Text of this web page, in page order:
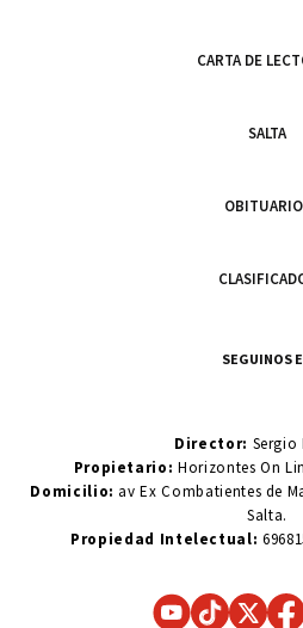
CARTA DE
SALTA
SEGUINOS
Director: Sergio
Propietario:Horizontes On
Domicilio: av Ex Combatientes de
Salta.
Propiedad Intelectual: